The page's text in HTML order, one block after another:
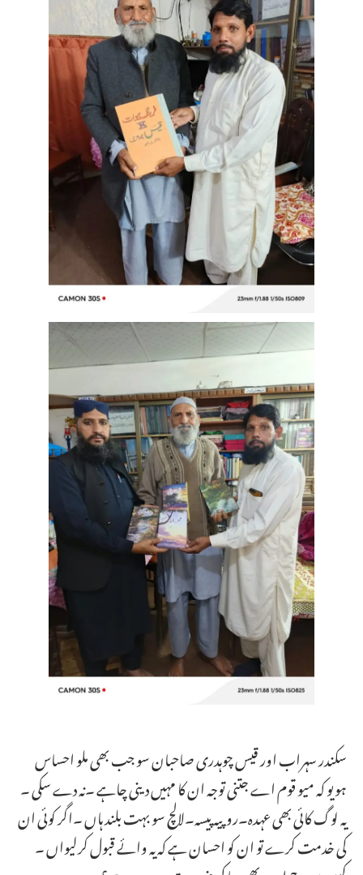
سکندر سہراب اور قیس چوہدری صاحبان سو جب بھی ملو احساس
ہویو کہ میو قوم اے جتنی توجہ ان کا مہیں دینی چاہے ۔نہ دے سکی ۔
یہ لوگ کائی بھی عہدہ۔روپیہ پیسہ۔لالچ سو بہت بلند ہاں ۔اگر کوئی ان
کی خدمت کرے تو ان کو احسان ہے کہ یہ وائے قبول کرلیواں ۔